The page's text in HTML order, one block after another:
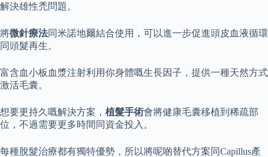
解決雄性禿問題。
將微針療法同米諾地爾結合使用，可以進一步促進頭皮血液循環
同頭髮再生。
富含血小板血漿注射利用你身體嘅生長因子，提供一種天然方式
激活毛囊。
想要更持久嘅解決方案， 植髮手術會將健康毛囊移植到稀疏部
位，不過需要更多時間同資金投入。
每種脫髮治療都有獨特優勢，所以將呢啲替代方案同Capillus產